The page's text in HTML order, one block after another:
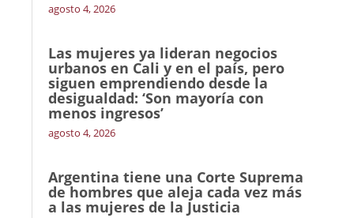
agosto 4, 2026
Las mujeres ya lideran negocios
urbanos en Cali y en el país, pero
siguen emprendiendo desde la
desigualdad: ‘Son mayoría con
menos ingresos’
agosto 4, 2026
Argentina tiene una Corte Suprema
de hombres que aleja cada vez más
a las mujeres de la Justicia